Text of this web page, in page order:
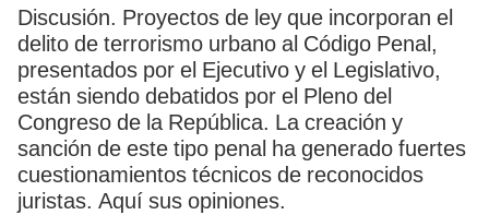
Discusión. Proyectos de ley que incorporan el
delito de terrorismo urbano al Código Penal,
presentados por el Ejecutivo y el Legislativo,
están siendo debatidos por el Pleno del
Congreso de la República. La creación y
sanción de este tipo penal ha generado fuertes
cuestionamientos técnicos de reconocidos
juristas. Aquí sus opiniones.